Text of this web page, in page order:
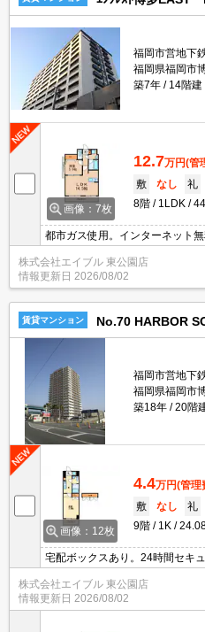
福岡市営地下
福岡県福岡市
築7年
14階建
画像：7枚
12.7万円(管
敷
なし 礼
8階
1LDK
都市ガス使用。インターネット
株式会社エイブル 東公園店
情報更新日 2026/08/02
賃貸マンション No.70 HARBOR
福岡市営地下
福岡県福岡市
築18年
20階
画像：12枚
4.4万円(管理
敷
なし 礼
9階
1K
宅配ボックスあり。24時間セキ
株式会社エイブル 東公園店
情報更新日 2026/08/02